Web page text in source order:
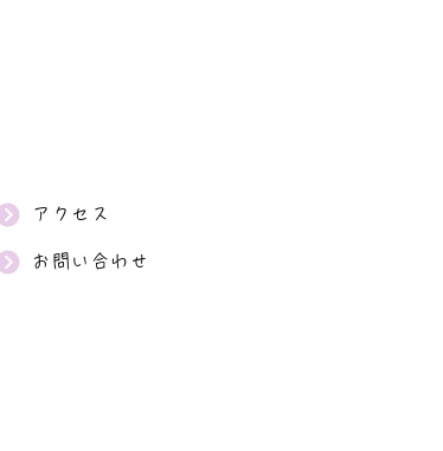
アクセス
お問い合わせ